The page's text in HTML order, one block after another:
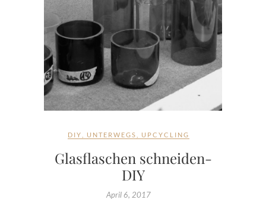
DIY UNTERWEGS UPCYCLING
Glasflaschen schneiden-
DIY
April 6, 2017